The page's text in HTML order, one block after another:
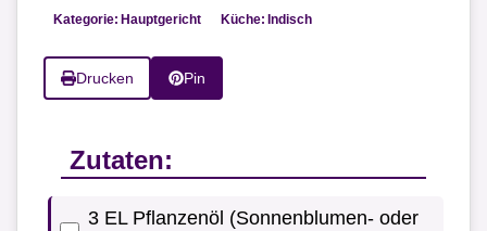
Kategorie: Hauptgericht Küche: Indisch
Drucken Pin
Zutaten:
3 EL Pflanzenöl (Sonnenblumen- oder